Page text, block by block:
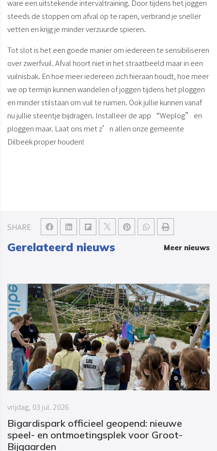
SHARE
ware een uitstekende intervaltraining. Door tijdens het joggen
steeds de stoppen om afval op te rapen, verbrand je sneller
vetten en krijg je minder verzuurde spieren.
Tot slot is heteen goede manier om iedereen te sensibiliseren
over zwerfvuil. Afval hoort niet in het straatbeeld maar in een
vuilnisbak. En hoe meer iedereen zich hieraan houdt, hoe meer
we op termijn kunnen wandelen of joggen tijdens het ploggen
en minder stilstaan om vuil te ruimen. Ook jullie kunnen vanaf
nu jullie steentje bijdragen. Installeer de app “Weplog” en
ploggen maar. Laat ons met z’n allen onze gemeente
Dilbeek proper houden!
Gerelateerd nieuws Meer nieuws
Bigardispark officieel geopend: nieuwe
speel- en ontmoetingsplek voor Groot-
Bijgaarden
vrijdag, 03 jul. 2026